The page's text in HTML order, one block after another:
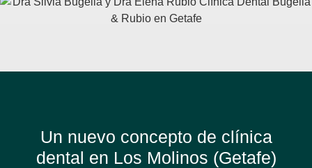
Un nuevo concepto de clínica
dental en Los Molinos (Getafe)